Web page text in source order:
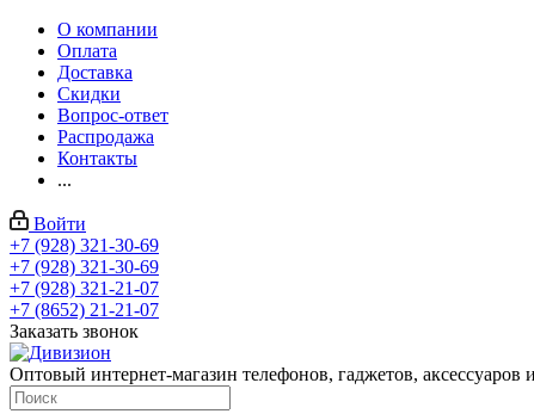
О компании
Оплата
Доставка
Скидки
Вопрос-ответ
Распродажа
Контакты
...
Войти
+7 (928) 321-30-69
+7 (928) 321-30-69
+7 (928) 321-21-07
+7 (8652) 21-21-07
Заказать звонок
Оптовый интернет-магазин телефонов, гаджетов, аксессуаров